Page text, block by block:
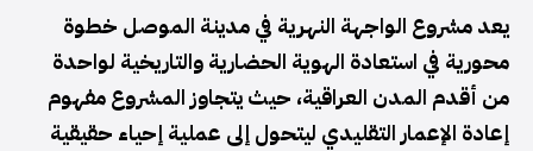
يعد مشروع الواجهة النهرية في مدينة الموصل خطوة
محورية في استعادة الهوية الحضارية والتاريخية لواحدة
من أقدم المدن العراقية، حيث يتجاوز المشروع مفهوم
إعادة الإعمار التقليدي ليتحول إلى عملية إحياء حقيقية